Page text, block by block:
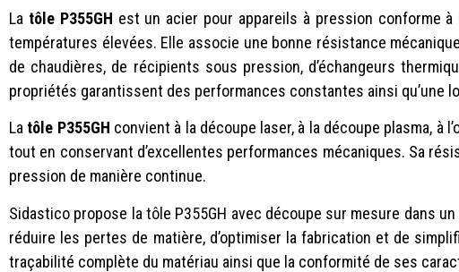
La tôle P355GH est un acier pour appareils à pression conforme à
températures élevées. Elle associe une bonne résistance
de chaudières, de récipients sous pression, d’échangeurs
propriétés garantissent des performances constantes ainsi qu’une
Latôle P355GH convient à la découpe laser, à la découpe plasma, à
tout en conservant d’excellentes performances mécaniques. Sa
pression de manière continue.
Sidastico propose la tôle P355GH avec découpe sur mesure dans
réduire les pertes de matière, d’optimiser la fabrication et de
traçabilité complète du matériau ainsi que la conformité de ses